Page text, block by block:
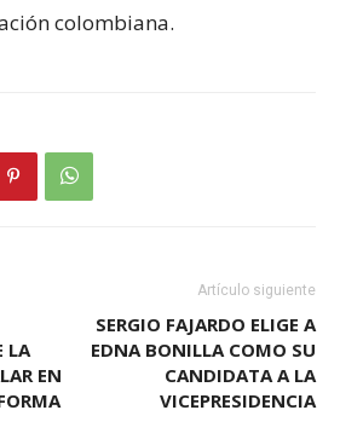
colombiana.
LA
EN
Artículo siguiente
SERGIO FAJARDO ELIGE A
EDNA BONILLA COMO SU
CANDIDATA A LA
VICEPRESIDENCIA